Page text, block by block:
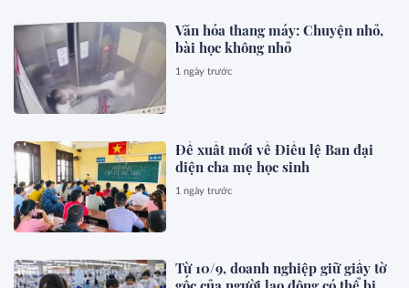
Văn hóa thang máy: Chuyện nhỏ,
bài học không nhỏ
1 ngày trước
Đề xuất mới về Điều lệ Ban đại
diện cha mẹ học sinh
1 ngày trước
Từ 10/9, doanh nghiệp giữ giấy tờ